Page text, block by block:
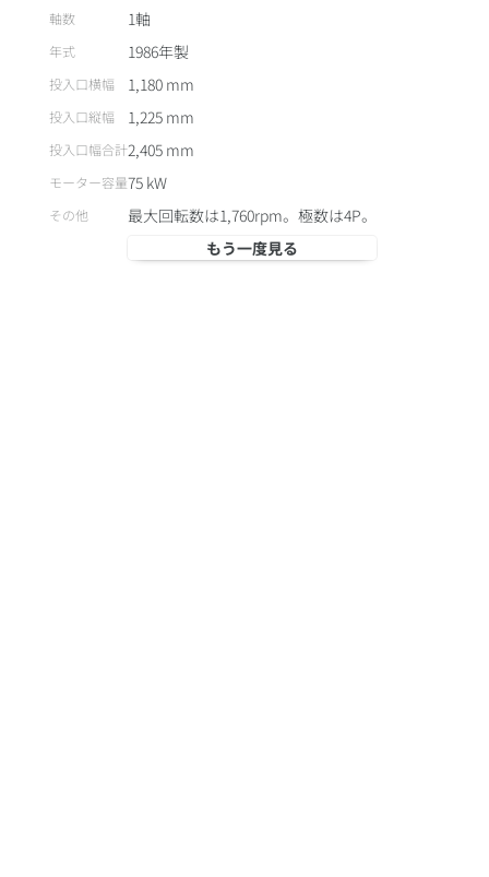
軸数 1軸
年式 1986年製
投入口横幅 1,180mm
投入口縦幅 1,225mm
投入口幅合計2,405mm
モーター容量75kW
その他
最大回転数は1,760rpm。極数は4P。
もう一度見る